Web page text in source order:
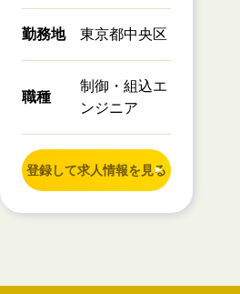
勤務地 東京都中央区
職種
制御・組込エ
ンジニア
登録して求人情報を見る